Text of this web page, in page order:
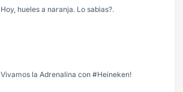
Hoy, hueles a naranja. Lo sabìas?.
Vivamos la Adrenalina con #Heineken!